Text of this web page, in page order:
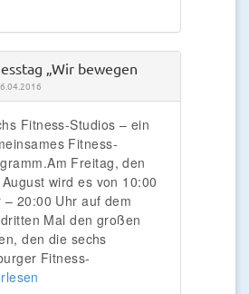
„Wir bewegen
Fitness-Studios – ein
Fitness-
Freitag, den
wird es von 10:00
– 20:00 Uhr auf dem
Mal den großen
den die sechs
Fitness-